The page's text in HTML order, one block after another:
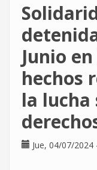
El
Feo
ante
la
de
Junio
hechos
la lucha
Jue, 04/07/2024